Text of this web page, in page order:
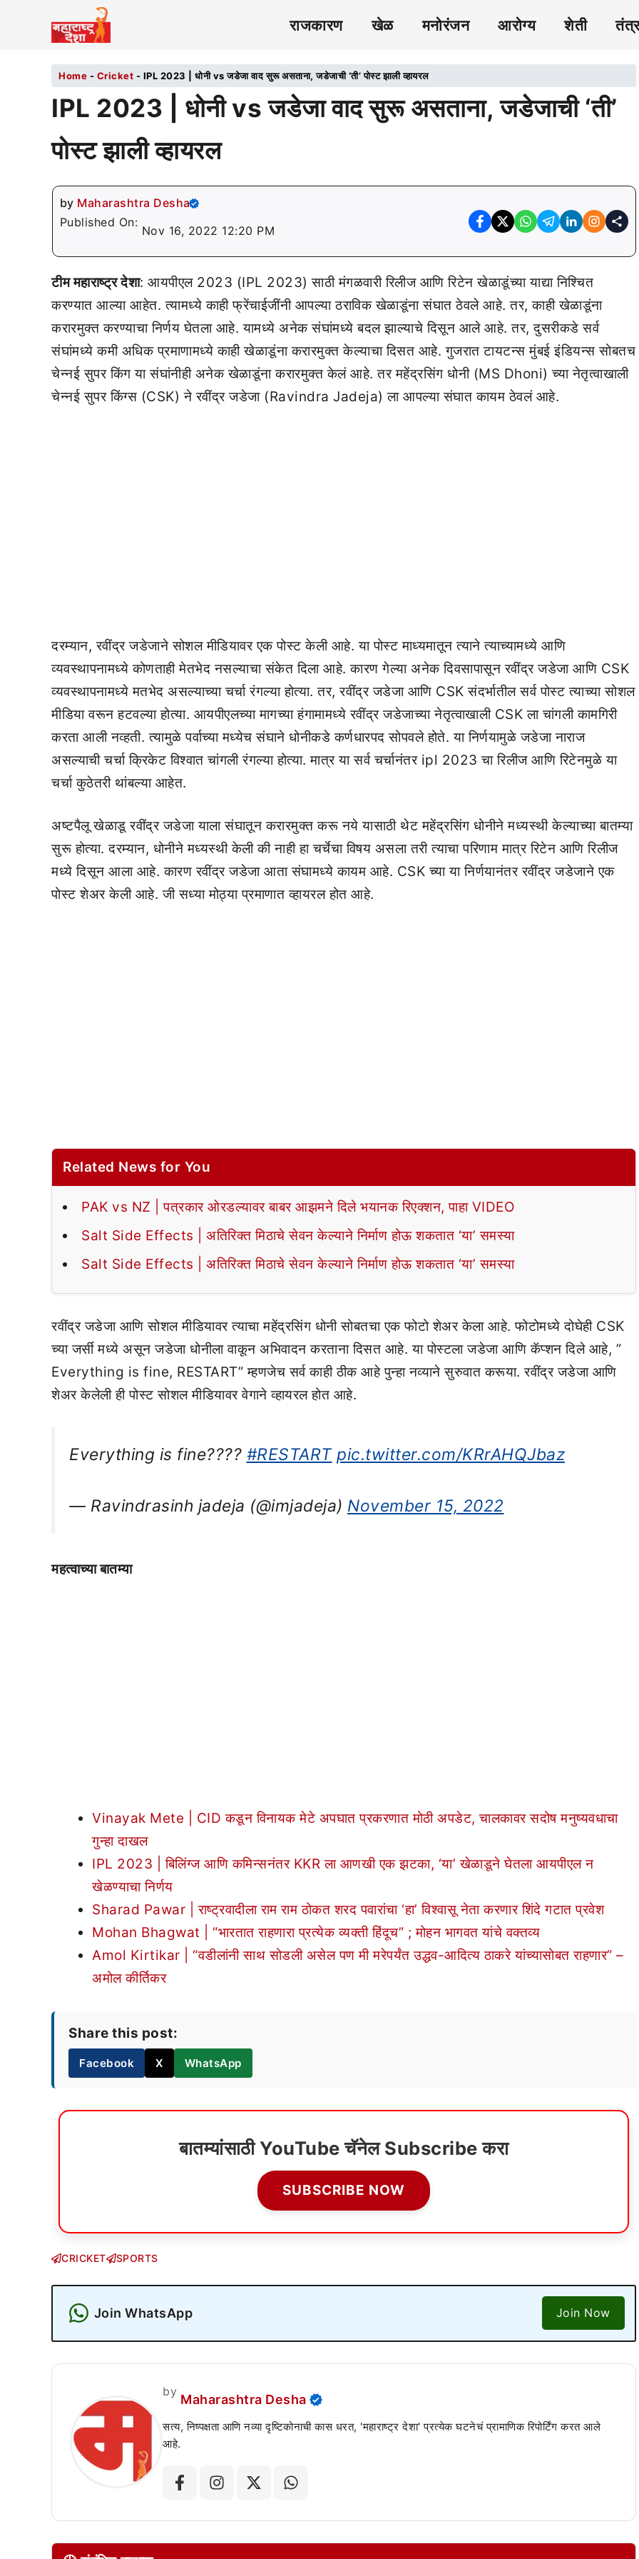
राजकारण खेळ मनोरंजन आरोग्य शेती
Home - Cricket - IPL 2023 | धोनी vs जडेजा वाद सुरू असताना, जडेजाची ‘ती’ पोस्ट झाली व्हायरल
IPL 2023 | धोनी vs जडेजा वाद सुरू असताना, जडेजाची ‘ती’
पोस्ट झाली व्हायरल
by Maharashtra Desha
Published On:
Nov 16, 2022 12:20 PM
टीम महाराष्ट्र देशा: आयपीएल 2023 (IPL 2023) साठी मंगळवारी रिलीज आणि रिटेन खेळाडूंच्या याद्या निश्चित
करण्यात आल्या आहेत. त्यामध्ये काही फ्रेंचाईजींनी आपल्या ठराविक खेळाडूंना संघात ठेवले आहे. तर, काही खेळाडूंना
करारमुक्त करण्याचा निर्णय घेतला आहे. यामध्ये अनेक संघांमध्ये बदल झाल्याचे दिसून आले आहे. तर, दुसरीकडे सर्व
संघांमध्ये कमी अधिक प्रमाणामध्ये काही खेळाडूंना करारमुक्त केल्याचा दिसत आहे. गुजरात टायटन्स मुंबई इंडियन्स सोबतच
चेन्नई सुपर किंग या संघांनीही अनेक खेळाडूंना करारमुक्त केलं आहे. तर महेंद्रसिंग धोनी (MS Dhoni) च्या नेतृत्वाखाली
चेन्नई सुपर किंग्स (CSK) ने रवींद्र जडेजा (Ravindra Jadeja) ला आपल्या संघात कायम ठेवलं आहे.
दरम्यान, रवींद्र जडेजाने सोशल मीडियावर एक पोस्ट केली आहे. या पोस्ट माध्यमातून त्याने त्याच्यामध्ये आणि
व्यवस्थापनामध्ये कोणताही मेतभेद नसल्याचा संकेत दिला आहे. कारण गेल्या अनेक दिवसापासून रवींद्र जडेजा आणि CSK
व्यवस्थापनामध्ये मतभेद असल्याच्या चर्चा रंगल्या होत्या. तर, रवींद्र जडेजा आणि CSK संदर्भातील सर्व पोस्ट त्याच्या सोशल
मीडिया वरून हटवल्या होत्या. आयपीएलच्या मागच्या हंगामामध्ये रवींद्र जडेजाच्या नेतृत्वाखाली CSK ला चांगली कामगिरी
करता आली नव्हती. त्यामुळे पर्वाच्या मध्येच संघाने धोनीकडे कर्णधारपद सोपवले होते. या निर्णयामुळे जडेजा नाराज
असल्याची चर्चा क्रिकेट विश्वात चांगली रंगल्या होत्या. मात्र या सर्व चर्चानंतर ipl 2023 चा रिलीज आणि रिटेनमुळे या
चर्चा कुठेतरी थांबल्या आहेत.
अष्टपैलू खेळाडू रवींद्र जडेजा याला संघातून करारमुक्त करू नये यासाठी थेट महेंद्रसिंग धोनीने मध्यस्थी केल्याच्या बातम्या
सुरू होत्या. दरम्यान, धोनीने मध्यस्थी केली की नाही हा चर्चेचा विषय असला तरी त्याचा परिणाम मात्र रिटेन आणि रिलीज
मध्ये दिसून आला आहे. कारण रवींद्र जडेजा आता संघामध्ये कायम आहे. CSK च्या या निर्णयानंतर रवींद्र जडेजाने एक
पोस्ट शेअर केली आहे. जी सध्या मोठ्या प्रमाणात व्हायरल होत आहे.
Related News for You
PAK vs NZ | पत्रकार ओरडल्यावर बाबर आझमने दिले भयानक रिएक्शन, पाहा VIDEO
Salt Side Effects | अतिरिक्त मिठाचे सेवन केल्याने निर्माण होऊ शकतात ‘या’ समस्या
Salt Side Effects | अतिरिक्त मिठाचे सेवन केल्याने निर्माण होऊ शकतात ‘या’ समस्या
रवींद्र जडेजा आणि सोशल मीडियावर त्याचा महेंद्रसिंग धोनी सोबतचा एक फोटो शेअर केला आहे. फोटोमध्ये दोघेही CSK
च्या जर्सी मध्ये असून जडेजा धोनीला वाकून अभिवादन करताना दिसत आहे. या पोस्टला जडेजा आणि कॅप्शन दिले आहे, ”
Everything is fine, RESTART” म्हणजेच सर्व काही ठीक आहे पुन्हा नव्याने सुरुवात करूया. रवींद्र जडेजा आणि
शेअर केलेली ही पोस्ट सोशल मीडियावर वेगाने व्हायरल होत आहे.
Everything is fine???? #RESTART pic.twitter.com/KRrAHQJbaz
— Ravindrasinh jadeja (@imjadeja) November 15, 2022
महत्वाच्या बातम्या
Vinayak Mete | CID कडून विनायक मेटे अपघात प्रकरणात मोठी अपडेट, चालकावर सदोष मनुष्यवधाचा
गुन्हा दाखल
IPL 2023 | बिलिंग्ज आणि कमिन्सनंतर KKR ला आणखी एक झटका, ‘या’ खेळाडूने घेतला आयपीएल न
खेळण्याचा निर्णय
Sharad Pawar | राष्ट्रवादीला राम राम ठोकत शरद पवारांचा ‘हा’ विश्वासू नेता करणार शिंदे गटात प्रवेश
Mohan Bhagwat | “भारतात राहणारा प्रत्येक व्यक्ती हिंदूच” ; मोहन भागवत यांचे वक्तव्य
Amol Kirtikar | “वडीलांनी साथ सोडली असेल पण मी मरेपर्यंत उद्धव-आदित्य ठाकरे यांच्यासोबत राहणार” –
अमोल कीर्तिकर
Share this post:
Facebook X WhatsApp
बातम्यांसाठी YouTube चॅनेल Subscribe करा
SUBSCRIBE NOW
CRICKET SPORTS
Join WhatsApp Join Now
by
Maharashtra Desha
सत्य, निष्पक्षता आणि नव्या दृष्टिकोनाची कास धरत, 'महाराष्ट्र देशा' प्रत्येक घटनेचं प्रामाणिक रिपोर्टिंग करत आले
आहे.